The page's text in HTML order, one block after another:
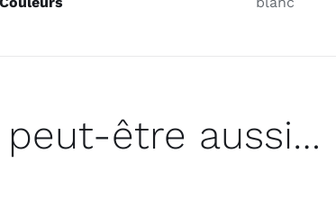
peut-être aussi…